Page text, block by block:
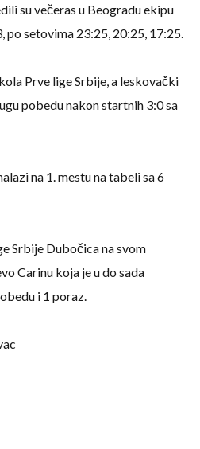
su večeras u Beogradu ekipu
setovima 23:25, 20:25, 17:25.
Prve lige Srbije, a leskovački
pobedu nakon startnih 3:0 sa
na 1. mestu na tabeli sa 6
Srbije Dubočica na svom
Carinu koja je u do sada
i 1 poraz.